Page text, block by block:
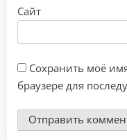
Сайт
Сохранить моё
браузере для